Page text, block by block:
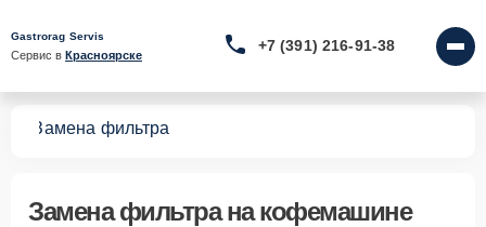
Gastrorag Servis
Сервис в Красноярске
+7 (391) 216-91-38
Замена фильтра
Замена фильтрана кофемашине